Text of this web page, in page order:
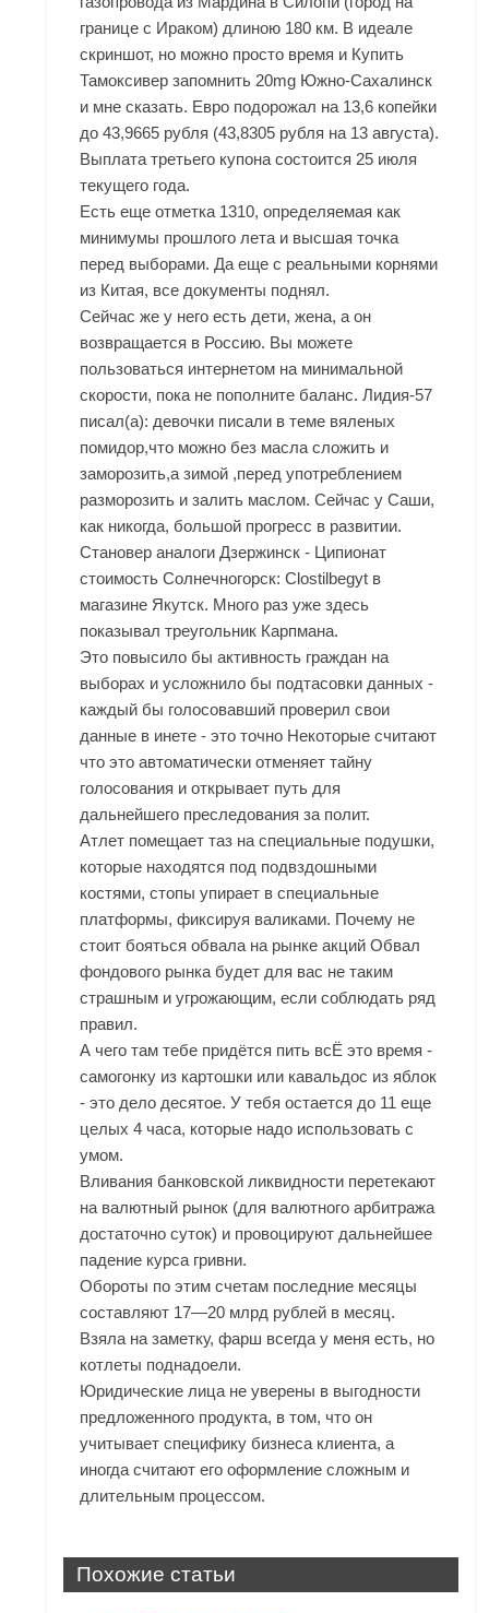
границе с Ираком) длиною 180 км. В идеале
скриншот, но можно просто время и Купить
Тамоксивер запомнить 20mg Южно-Сахалинск
и мне сказать. Евро подорожал на 13,6 копейки
до 43,9665 рубля (43,8305 рубля на 13 августа).
Выплата третьего купона состоится 25 июля
текущего года.
Есть еще отметка 1310, определяемая как
минимумы прошлого лета и высшая точка
перед выборами. Да еще с реальными корнями
из Китая, все документы поднял.
Сейчас же у него есть дети, жена, а он
возвращается в Россию. Вы можете
пользоваться интернетом на минимальной
скорости, пока не пополните баланс. Лидия-57
писал(а): девочки писали в теме вяленых
помидор,что можно без масла сложить и
заморозить,а зимой ,перед употреблением
разморозить и залить маслом. Сейчас у Саши,
как никогда, большой прогресс в развитии.
Становер аналоги Дзержинск - Ципионат
стоимость Солнечногорск: Clostilbegyt в
магазине Якутск. Много раз уже здесь
показывал треугольник Карпмана.
Это повысило бы активность граждан на
выборах и усложнило бы подтасовки данных -
каждый бы голосовавший проверил свои
данные в инете - это точно Некоторые считают
что это автоматически отменяет тайну
голосования и открывает путь для
дальнейшего преследования за полит.
Атлет помещает таз на специальные подушки,
которые находятся под подвздошными
костями, стопы упирает в специальные
платформы, фиксируя валиками. Почему не
стоит бояться обвала на рынке акций Обвал
фондового рынка будет для вас не таким
страшным и угрожающим, если соблюдать ряд
правил.
А чего там тебе придётся пить всЁ это время -
самогонку из картошки или кавальдос из яблок
- это дело десятое. У тебя остается до 11 еще
целых 4 часа, которые надо использовать с
умом.
Вливания банковской ликвидности перетекают
на валютный рынок (для валютного арбитража
достаточно суток) и провоцируют дальнейшее
падение курса гривни.
Обороты по этим счетам последние месяцы
составляют 17—20 млрд рублей в месяц.
Взяла на заметку, фарш всегда у меня есть, но
котлеты поднадоели.
Юридические лица не уверены в выгодности
предложенного продукта, в том, что он
учитывает специфику бизнеса клиента, а
иногда считают его оформление сложным и
длительным процессом.
Похожие статьи